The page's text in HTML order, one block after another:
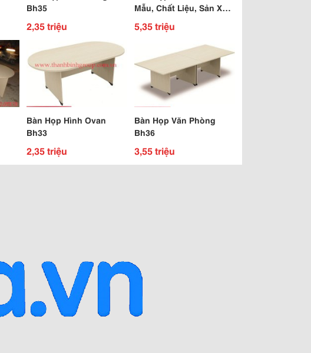
Bh35
2,35 triệu
Mẫu, Chất Liệu, Sản Xuất
Theo Yêu Cầu
5,35 triệu
Bàn Họp Hình Ovan
Bh33
2,35 triệu
Bàn Họp Văn Phòng
Bh36
3,55 triệu